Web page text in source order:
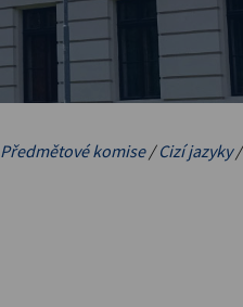
Předmětové komise/Cizí jazyky